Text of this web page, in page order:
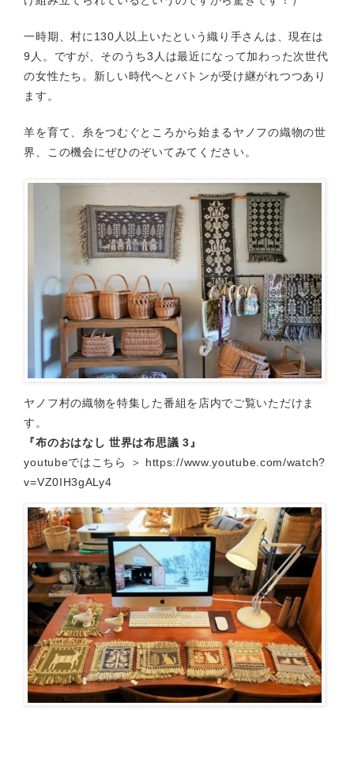
一時期、村に130人以上いたという織り手さんは、現在は
9人。ですが、そのうち3人は最近になって加わった次世代
の女性たち。新しい時代へとバトンが受け継がれつつあり
ます。
羊を育て、糸をつむぐところから始まるヤノフの織物の世
界、この機会にぜひのぞいてみてください。
ヤノフ村の織物を特集した番組を店内でご覧いただけま
す。
『布のおはなし 世界は布思議 3』
youtubeではこちら ＞ https://www.youtube.com/watch?
v=VZ0IH3gALy4